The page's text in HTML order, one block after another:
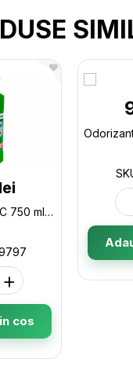
lei
Solutie-gel WC 750 ml Domestos (Pine fresh) 079797
+
cos